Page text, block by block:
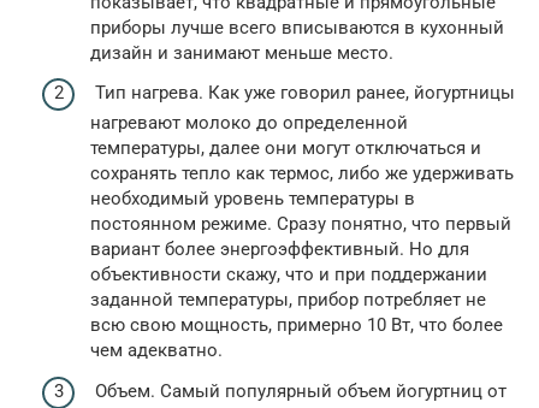
приборы лучше всего вписываются в кухонный
дизайн и занимают меньше место.
Тип нагрева. Как уже говорил ранее, йогуртницы
нагревают молоко до определенной
температуры, далее они могут отключаться и
сохранять тепло как термос, либо же удерживать
необходимый уровень температуры в
постоянном режиме. Сразу понятно, что первый
вариант более энергоэффективный. Но для
объективности скажу, что и при поддержании
заданной температуры, прибор потребляет не
всю свою мощность, примерно 10 Вт, что более
чем адекватно.
Объем. Самый популярный объем йогуртниц от